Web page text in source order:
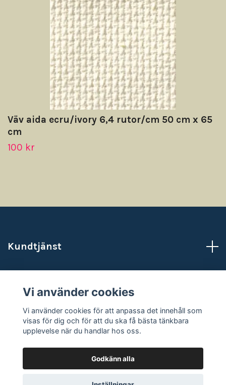
Väv aida ecru/ivory 6,4 rutor/cm 50 cm x 65
cm
100 kr
Kundtjänst
Sociala medier
© 2026 NataliasAteljePowered by Quickbutik
Vi använder cookies
Vi använder cookies för att anpassa det innehåll som
visas för dig och för att du ska få bästa tänkbara
upplevelse när du handlar hos oss.
Godkänn alla